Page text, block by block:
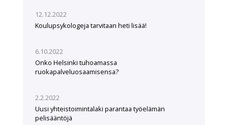
12.12.2022
Koulupsykologeja tarvitaan heti lisää!
6.10.2022
Onko Helsinki tuhoamassa
ruokapalveluosaamisensa?
2.2.2022
Uusi yhteistoimintalaki parantaa työelämän
pelisääntöjä